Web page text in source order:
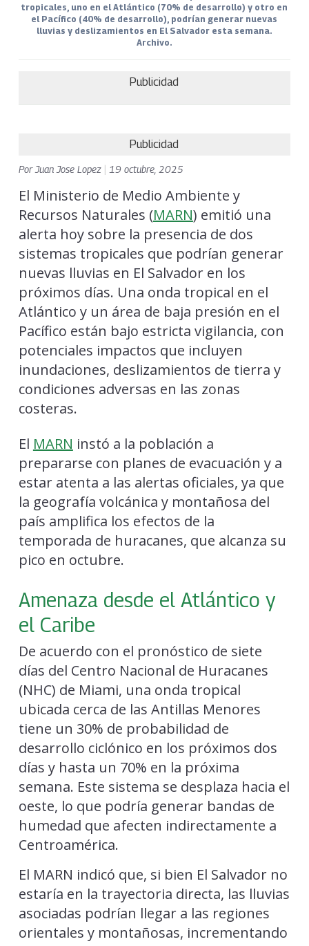
tropicales, uno en el Atlántico (70% de desarrollo) y otro en
el Pacífico (40% de desarrollo), podrían generar nuevas
lluvias y deslizamientos en El Salvador esta semana.
Archivo.
Publicidad
Publicidad
Por Juan Jose Lopez 19 octubre, 2025
El Ministerio de Medio Ambiente y
Recursos Naturales (MARN) emitió una
alerta hoy sobre la presencia de dos
sistemas tropicales que podrían generar
nuevas lluvias en El Salvador en los
próximos días. Una onda tropical en el
Atlántico y un área de baja presión en el
Pacífico están bajo estricta vigilancia, con
potenciales impactos que incluyen
inundaciones, deslizamientos de tierra y
condiciones adversas en las zonas
costeras.
El MARN instó a la población a
prepararse con planes de evacuación y a
estar atenta a las alertas oficiales, ya que
la geografía volcánica y montañosa del
país amplifica los efectos de la
temporada de huracanes, que alcanza su
pico en octubre.
Amenaza desde el Atlántico y
el Caribe
De acuerdo con el pronóstico de siete
días del Centro Nacional de Huracanes
(NHC) de Miami, una onda tropical
ubicada cerca de las Antillas Menores
tiene un 30% de probabilidad de
desarrollo ciclónico en los próximos dos
días y hasta un 70% en la próxima
semana. Este sistema se desplaza hacia el
oeste, lo que podría generar bandas de
humedad que afecten indirectamente a
Centroamérica.
El MARN indicó que, si bien El Salvador no
estaría en la trayectoria directa, las lluvias
asociadas podrían llegar a las regiones
orientales y montañosas, incrementando